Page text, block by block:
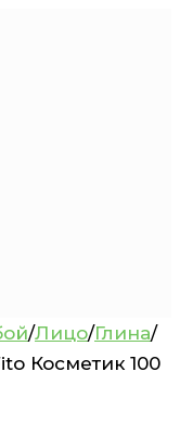
/Лицо/Глина/
Косметик 100